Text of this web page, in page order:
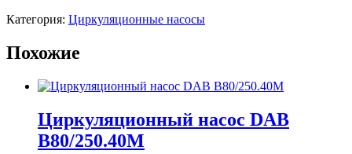
Категория: Циркуляционные насосы
Похожие
Циркуляционный насос DAB
B80/250.40М